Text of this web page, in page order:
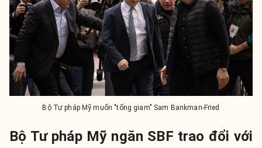
Bộ Tư pháp Mỹ muốn "tống giam" Sam Bankman-Fried
Bộ Tư pháp Mỹ ngăn SBF trao đổi với